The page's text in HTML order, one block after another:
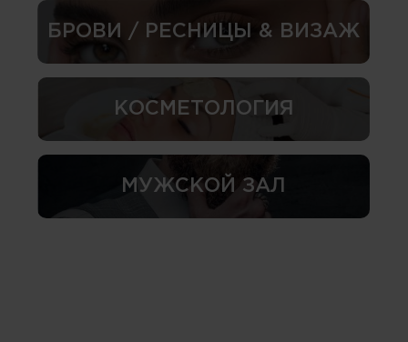
БРОВИ / РЕСНИЦЫ & ВИЗАЖ
КОСМЕТОЛОГИЯ
МУЖСКОЙ ЗАЛ